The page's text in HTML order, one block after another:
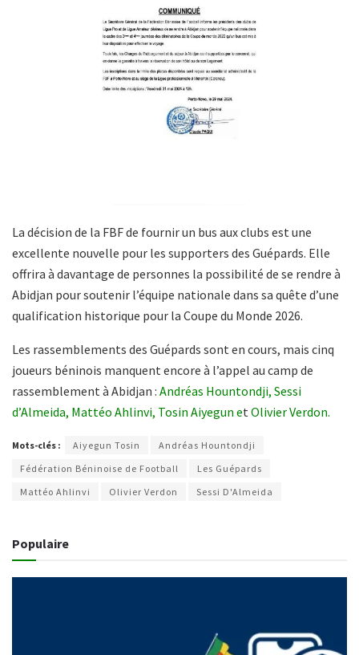
La décision de la FBF de fournir un bus aux clubs est une
excellente nouvelle pour les supporters des Guépards. Elle
offrira à davantage de personnes la possibilité de se rendre à
Abidjan pour soutenir l’équipe nationale dans sa quête d’une
qualification historique pour la Coupe du Monde 2026.
Les rassemblements des Guépards sont en cours, mais cinq
joueurs béninois manquent encore à l’appel au camp de
rassemblement à Abidjan : Andréas Hountondji, Sessi
d’Almeida, Mattéo Ahlinvi, Tosin Aiyegun et Olivier Verdon.
Mots-clés : Aiyegun Tosin
Andréas Hountondji
Fédération Béninoise de Football
Les Guépards
Mattéo Ahlinvi
Olivier Verdon Sessi D'Almeida
Populaire